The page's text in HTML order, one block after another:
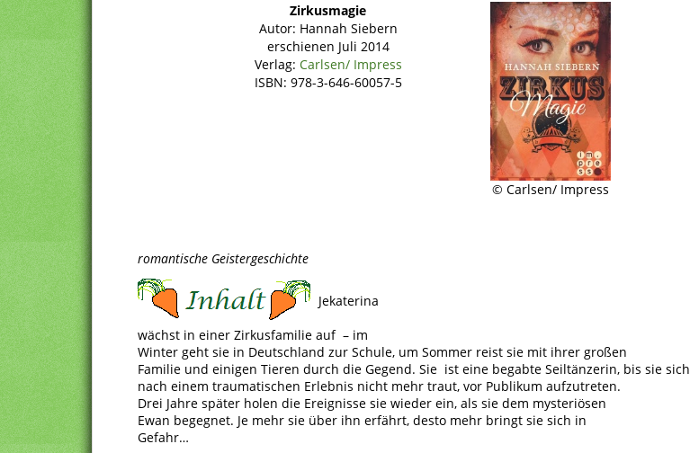
Zirkusmagie
Autor: Hannah Siebern
erschienen Juli 2014
Verlag: Carlsen/ Impress
ISBN: 978-3-646-60057-5
© Carlsen/ Impress
romantische Geistergeschichte
Jekaterina
wächst in einer Zirkusfamilie auf – im
Winter geht sie in Deutschland zur Schule, um Sommer reist sie mit ihrer großen
Familie und einigen Tieren durch die Gegend. Sie ist eine begabte Seiltänzerin, bis sie sich
nach einem traumatischen Erlebnis nicht mehr traut, vor Publikum aufzutreten.
Drei Jahre später holen die Ereignisse sie wieder ein, als sie dem mysteriösen
Ewan begegnet. Je mehr sie über ihn erfährt, desto mehr bringt sie sich in
Gefahr…